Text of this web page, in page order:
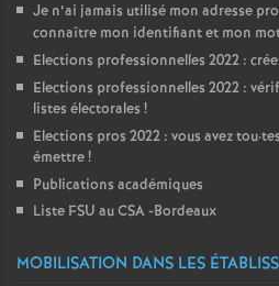
Je n’ai jamais utilisé mon adresse
connaître mon identifiant et mon
Elections professionnelles 2022 :
Elections professionnelles 2022 :
listes électorales !
Elections pros 2022 : vous avez tou·
émettre!
Publications académiques
Liste FSU au CSA -Bordeaux
MOBILISATION DANS LES